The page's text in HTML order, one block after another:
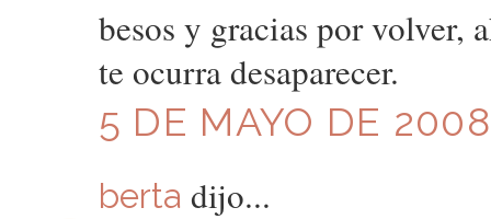
besos y gracias por volver,
te ocurra desaparecer.
5 DE MAYO DE
berta dijo...